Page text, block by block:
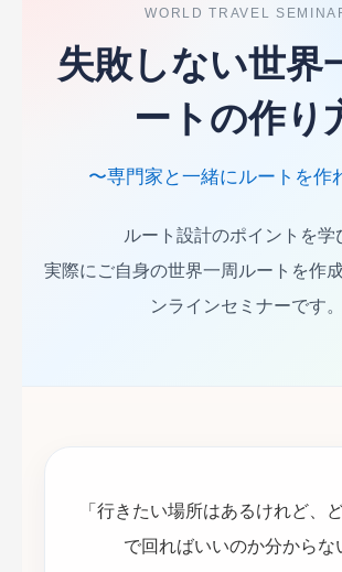
WORLD TRAVEL
失敗しない世界
ートの作り
〜専門家と一緒にルートを作
ルート設計のポイントを学
実際にご自身の世界一周ルートを作
ンラインセミナーです。
「行きたい場所はあるけれど、
で回ればいいのか分からな